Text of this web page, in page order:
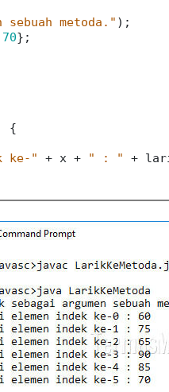
sebuah metoda." );
70};
{
ke-" + x + " : "
+